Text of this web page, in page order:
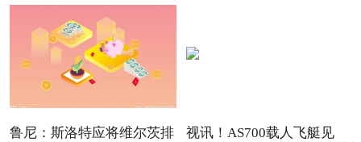
鲁尼：斯洛特应将维尔茨排
视讯！AS700载人飞艇见